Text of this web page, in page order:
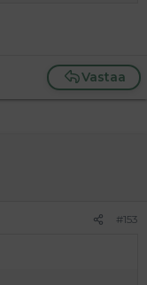
Vastaa
#153